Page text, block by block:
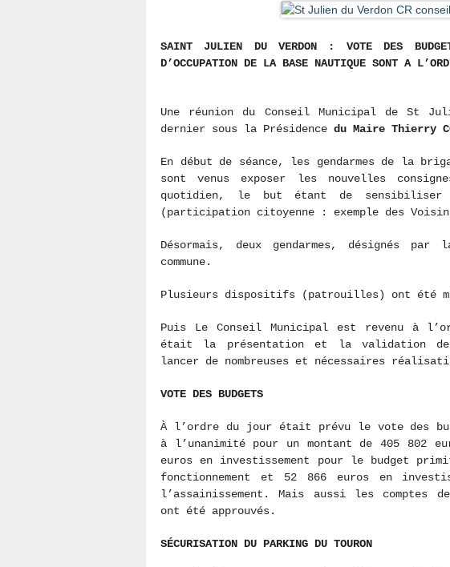
SAINT JULIEN DU VERDON : VOTE DES
D’OCCUPATION DE LA BASE NAUTIQUE SONT A
Une réunion du Conseil Municipal de St
dernier sous la Présidence du Maire Thierry
En début de séance, les gendarmes de la
sont venus exposer les nouvelles
quotidien, le but étant de
(participation citoyenne : exemple des
Désormais, deux gendarmes, désignés
commune.
Plusieurs dispositifs (patrouilles) ont été
Puis Le Conseil Municipal est revenu à
était la présentation et la validation
lancer de nombreuses et nécessaires
VOTE DES BUDGETS
À l’ordre du jour était prévu le vote des
à l’unanimité pour un montant de 405 802
euros en investissement pour le budget
fonctionnement et 52 866 euros en
l’assainissement. Mais aussi les comptes
ont été approuvés.
SÉCURISATION DU PARKING DU TOURON